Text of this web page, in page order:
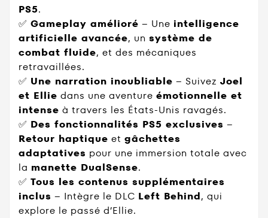
PS5.
✅ Gameplay amélioré – Une intelligence
artificielle avancée, un système de
combat fluide, et des mécaniques
retravaillées.
✅ Une narration inoubliable – Suivez Joel
et Ellie dans une aventure émotionnelle et
intense à travers les États-Unis ravagés.
✅ Des fonctionnalités PS5 exclusives –
Retour haptique et gâchettes
adaptatives pour une immersion totale avec
la manette DualSense.
✅ Tous les contenus supplémentaires
inclus – Intègre le DLC Left Behind, qui
explore le passé d’Ellie.